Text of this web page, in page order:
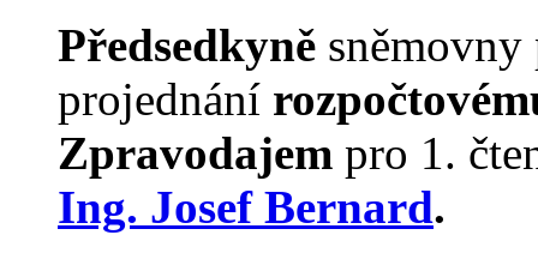
Předsedkyně
projednání
Zpravodajem pro 1.
Ing. Josef Bernard.